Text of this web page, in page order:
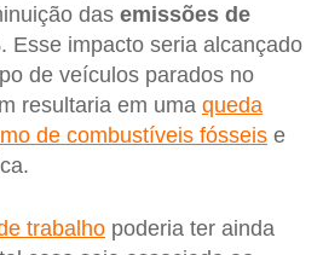
das emissões de
Esse impacto seria alcançado
de veículos parados no
resultaria em uma queda
de combustíveis fósseis e
trabalho poderia ter ainda